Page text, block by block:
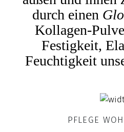
durch einen
Kollagen-
Festigkeit,
Feuchtigkeit
PFLEGE